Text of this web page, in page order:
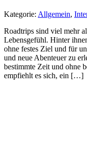
Kategorie: Allgemein,
Roadtrips sind viel mehr
Lebensgefühl. Hinter
ohne festes Ziel und für
und neue Abenteuer zu
bestimmte Zeit und ohne
empfiehlt es sich, ein […]